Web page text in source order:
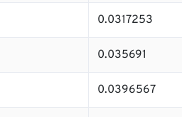
0.0317253
0.035691
0.0396567